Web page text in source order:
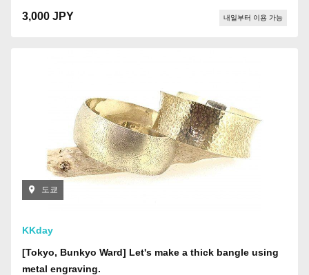
3,000 JPY 내일부터 이용 가능
도쿄
KKday
[Tokyo, Bunkyo Ward] Let's make a thick bangle using
metal engraving.